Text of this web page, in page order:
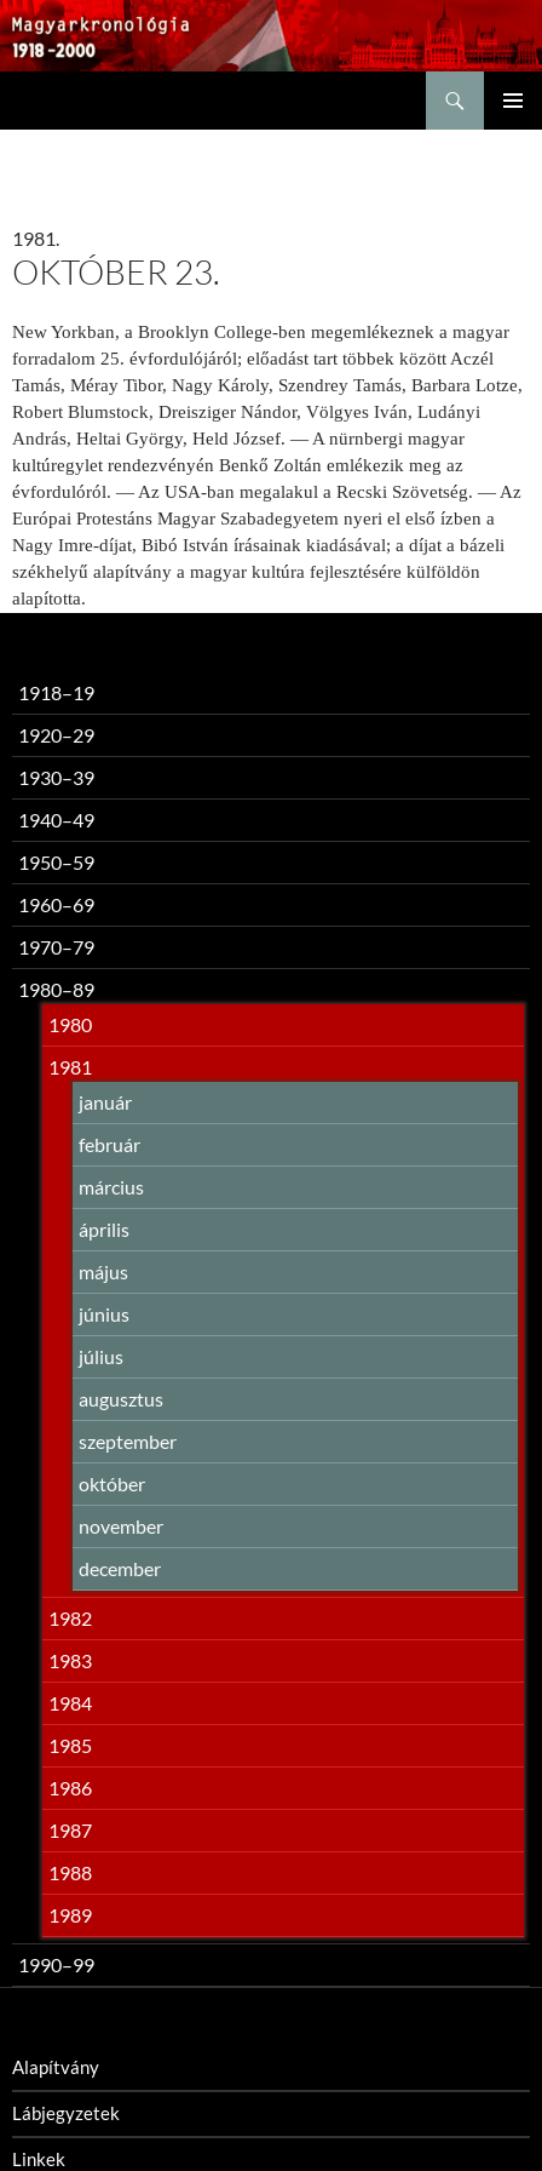
1981.
OKTÓBER 23.
New Yorkban, a Brooklyn College-ben megemlékeznek a magyar
forradalom 25. évfordulójáról; előadást tart többek között Aczél
Tamás, Méray Tibor, Nagy Károly, Szendrey Tamás, Barbara Lotze,
Robert Blumstock, Dreisziger Nándor, Völgyes Iván, Ludányi
András, Heltai György, Held József. — A nürnbergi magyar
kultúregylet rendezvényén Benkő Zoltán emlékezik meg az
évfordulóról. — Az USA-ban megalakul a Recski Szövetség. — Az
Európai Protestáns Magyar Szabadegyetem nyeri el első ízben a
Nagy Imre-díjat, Bibó István írásainak kiadásával; a díjat a bázeli
székhelyű alapítvány a magyar kultúra fejlesztésére külföldön
alapította.
1918–19
1920–29
1930–39
1940–49
1950–59
1960–69
1970–79
1980–89
1980
1981
január
február
március
április
május
június
július
augusztus
szeptember
október
november
december
1982
1983
1984
1985
1986
1987
1988
1989
1990–99
Alapítvány
Lábjegyzetek
Linkek